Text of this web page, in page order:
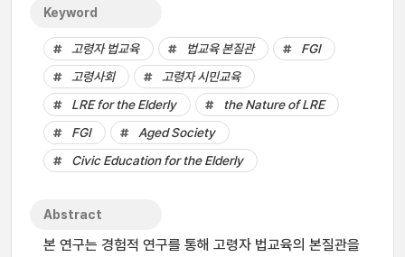
Keyword
고령자 법교육 법교육 본질관
FGI
고령사회
고령자 시민교육
LRE for the Elderly
the Nature of LRE
FGI
Aged Society
Civic Education for the Elderly
Abstract
본 연구는 경험적 연구를 통해 고령자 법교육의 본질관을